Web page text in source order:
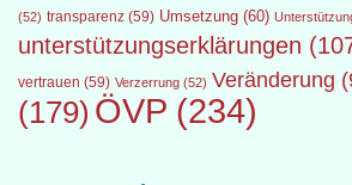
(52) transparenz (59) Umsetzung (60)
unterstützungserklärungen
vertrauen (59) Verzerrung (52) Veränderung
(179) ÖVP (234)